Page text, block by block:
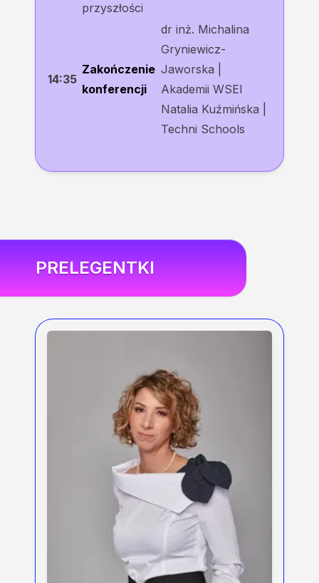
przyszłości
14:35
Zakończenie
konferencji
dr inż. Michalina
Gryniewicz-
Jaworska |
Akademii WSEI
Natalia Kuźmińska |
Techni Schools
PRELEGENTKI